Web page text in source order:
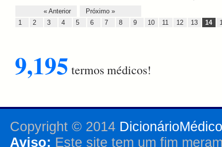
« Anterior
Próximo »
1
2 3 4 5 6 7 8 9 10 11 12 13 14
9,195 termos médicos!
Copyright © 2014
Aviso: Este site tem um fim